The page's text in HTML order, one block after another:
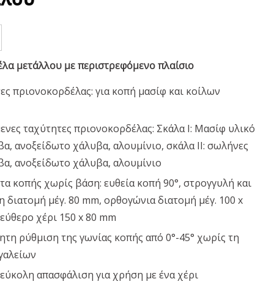
μετάλλου με περιστρεφόμενο πλαίσιο
πριονοκορδέλας: για κοπή μασίφ και κοίλων
ταχύτητες πριονοκορδέλας: Σκάλα I: Μασίφ υλικό
ανοξείδωτο χάλυβα, αλουμίνιο, σκάλα II: σωλήνες
ανοξείδωτο χάλυβα, αλουμίνιο
κοπής χωρίς βάση: ευθεία κοπή 90°, στρογγυλή και
διατομή μέγ. 80 mm, ορθογώνια διατομή μέγ. 100 x
χέρι 150 x 80 mm
ρύθμιση της γωνίας κοπής από 0°-45° χωρίς τη
απασφάλιση για χρήση με ένα χέρι